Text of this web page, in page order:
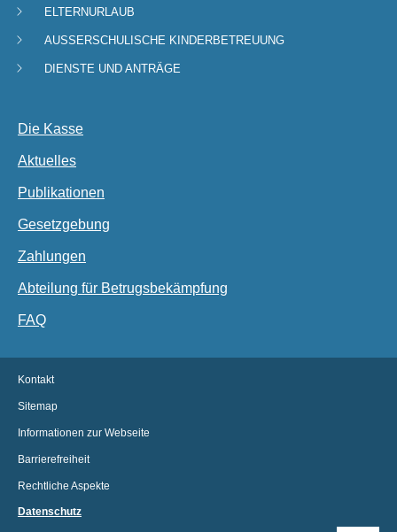
ELTERNURLAUB
AUSSERSCHULISCHE KINDERBETREUUNG
DIENSTE UND ANTRÄGE
Die Kasse
Aktuelles
Publikationen
Gesetzgebung
Zahlungen
Abteilung für Betrugsbekämpfung
FAQ
Kontakt
Sitemap
Informationen zur Webseite
Barrierefreiheit
Rechtliche Aspekte
Datenschutz